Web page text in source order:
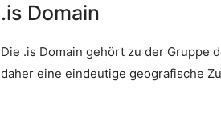
.is Domain
Die .is Domain gehört zu der Gruppe
daher eine eindeutige geografische